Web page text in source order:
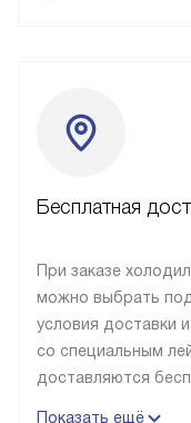
Бесплатная
При заказе
можно выбрать
условия доставки
со специальным
доставляются
Показать ещё